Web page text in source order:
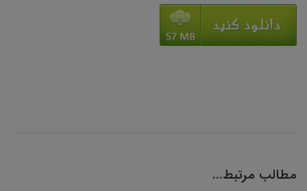
مطالب مرتبط...